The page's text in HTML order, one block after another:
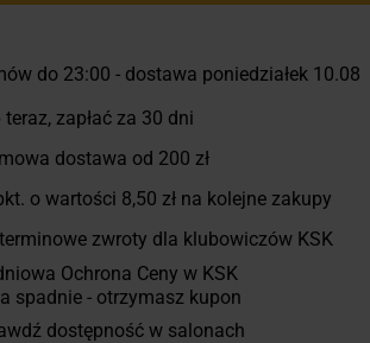
do 23:00 - dostawa poniedziałek 10.08
teraz, zapłać za 30 dni
dostawa od 200 zł
o wartości 8,50 złna kolejne zakupy
zwroty dla klubowiczów KSK
Ochrona Ceny w KSK
spadnie - otrzymasz kupon
dostępność w salonach